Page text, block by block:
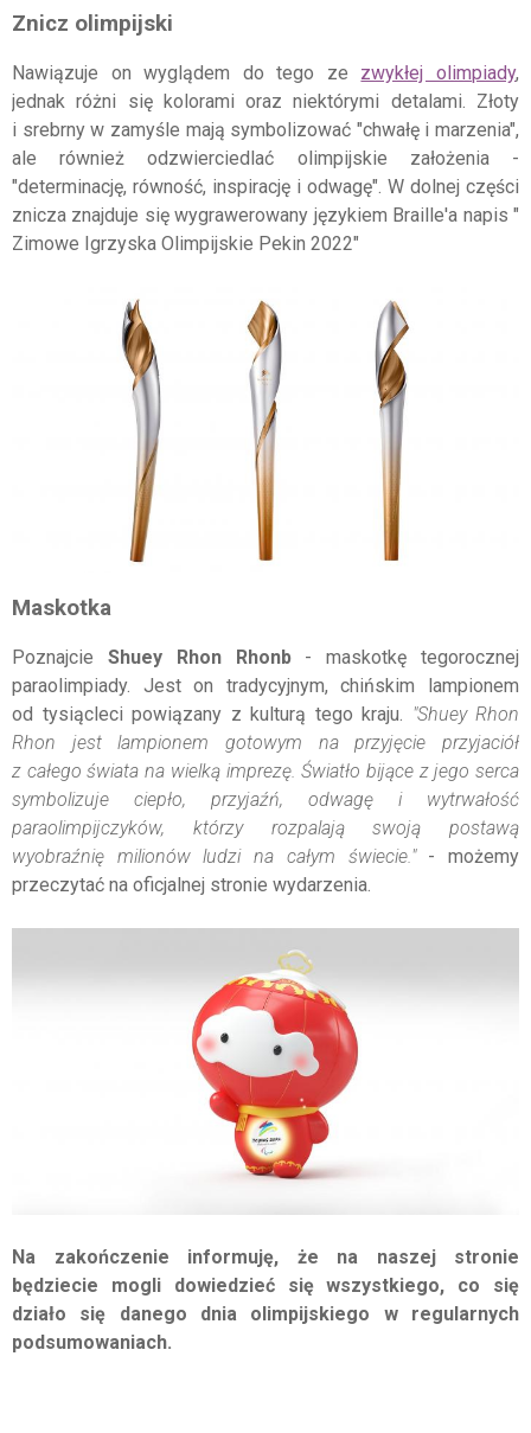
Znicz olimpijski
Nawiązuje on wyglądem do tego ze zwykłej olimpiady,
jednak różni się kolorami oraz niektórymi detalami. Złoty
i srebrny w zamyśle mają symbolizować "chwałę i marzenia",
ale również odzwierciedlać olimpijskie założenia -
"determinację, równość, inspirację i odwagę". W dolnej części
znicza znajduje się wygrawerowany językiem Braille'a napis "
Zimowe Igrzyska Olimpijskie Pekin 2022"
Maskotka
Poznajcie Shuey Rhon Rhonb - maskotkę tegorocznej
paraolimpiady. Jest on tradycyjnym, chińskim lampionem
od tysiącleci powiązany z kulturą tego kraju. "Shuey Rhon
Rhon jest lampionem gotowym na przyjęcie przyjaciół
z całego świata na wielką imprezę. Światło bijące z jego serca
symbolizuje ciepło, przyjaźń, odwagę i wytrwałość
paraolimpijczyków, którzy rozpalają swoją postawą
wyobraźnię milionów ludzi na całym świecie."- możemy
przeczytać na oficjalnej stronie wydarzenia.
Na zakończenie informuję, że na naszej stronie
będziecie mogli dowiedzieć się wszystkiego, co się
działo się danego dnia olimpijskiego w regularnych
podsumowaniach.